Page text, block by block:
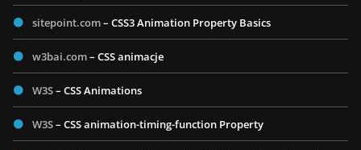
sitepoint.com– CSS3 Animation Property Basics
w3bai.com– CSS animacje
W3S– CSS Animations
W3S– CSS animation-timing-function Property